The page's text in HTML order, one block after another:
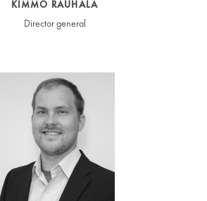
KIMMO RAUHALA
Director general